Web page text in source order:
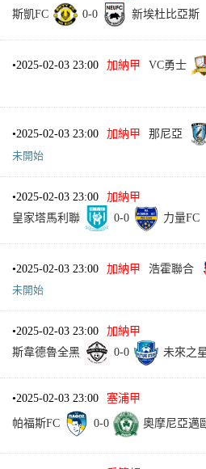
斯凱FC
0-0 新埃杜比亞斯
•2025-02-03 23:00 加納甲 VC勇士
•2025-02-03 23:00 加納甲 那尼亞
未開始
•2025-02-03 23:00
加納甲
皇家塔馬利聯
0-0 力量FC
•2025-02-03 23:00 加納甲 浩霍聯合
未開始
•2025-02-03 23:00
加納甲
斯韋德魯全黑
0-0 未來之
•2025-02-03 23:00 塞浦甲
帕福斯FC 0-0 奧摩尼亞邁